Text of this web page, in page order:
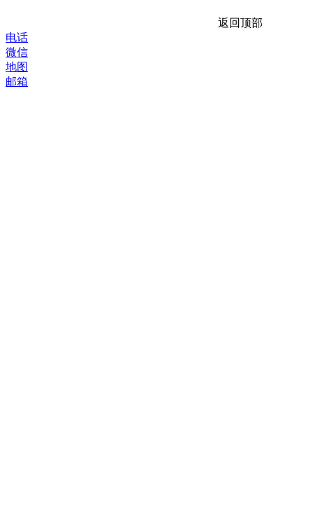
返回顶部
电话
微信
地图
邮箱